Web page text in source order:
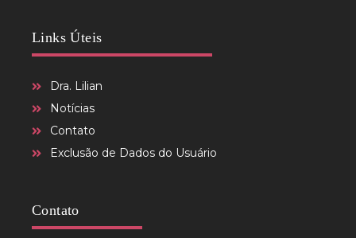
Links Úteis
Dra. Lilian
Notícias
Contato
Exclusão de Dados do Usuário
Contato